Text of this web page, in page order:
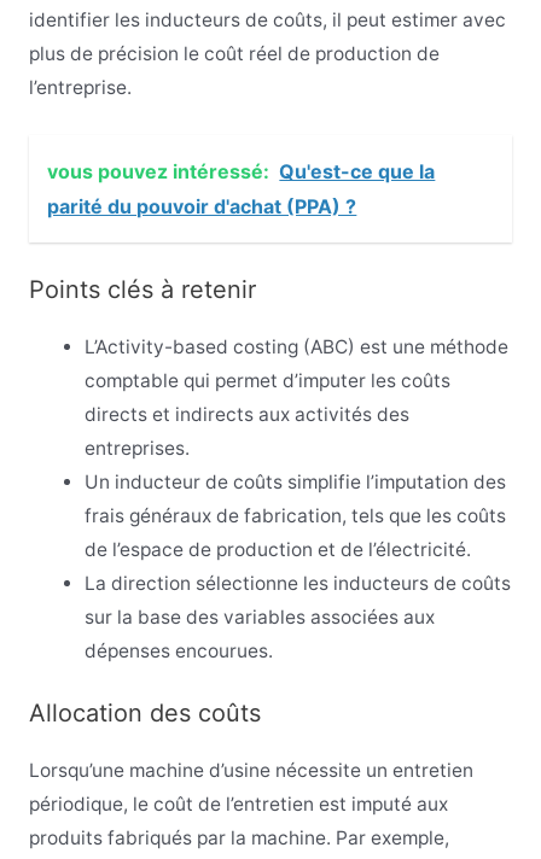
identifier les inducteurs de coûts, il peut estimer avec
plus de précision le coût réel de production de
l’entreprise.
vous pouvez intéressé: Qu'est-ce que la
parité du pouvoir d'achat (PPA) ?
Points clés à retenir
L’Activity-based costing (ABC) est une méthode
comptable qui permet d’imputer les coûts
directs et indirects aux activités des
entreprises.
Un inducteur de coûts simplifie l’imputation des
frais généraux de fabrication, tels que les coûts
de l’espace de production et de l’électricité.
La direction sélectionne les inducteurs de coûts
sur la base des variables associées aux
dépenses encourues.
Allocation des coûts
Lorsqu’une machine d’usine nécessite un entretien
périodique, le coût de l’entretien est imputé aux
produits fabriqués par la machine. Par exemple,